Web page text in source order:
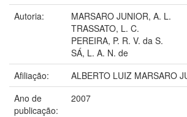
Autoria:
MARSARO JUNIOR, A. L.
TRASSATO, L. C.
PEREIRA, P. R. V. da S.
SÁ, L. A. N. de
Afiliação:
ALBERTO LUIZ MARSARO
Ano de
publicação:
2007